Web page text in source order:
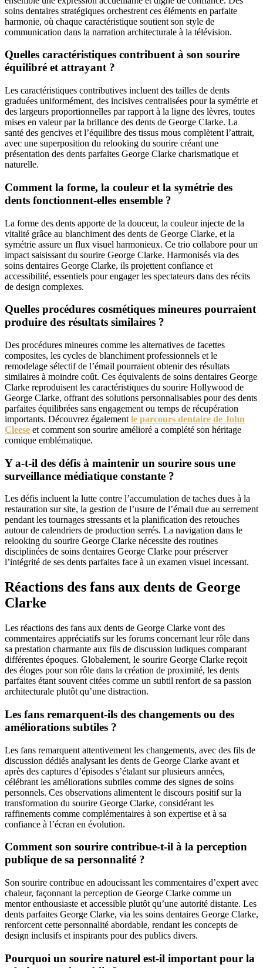
soins dentaires stratégiques orchestrent ces éléments en parfaite
harmonie, où chaque caractéristique soutient son style de
communication dans la narration architecturale à la télévision.
Quelles caractéristiques contribuent à son sourire
équilibré et attrayant ?
Les caractéristiques contributives incluent des tailles de dents
graduées uniformément, des incisives centralisées pour la symétrie et
des largeurs proportionnelles par rapport à la ligne des lèvres, toutes
mises en valeur par la brillance des dents de George Clarke. La
santé des gencives et l’équilibre des tissus mous complètent l’attrait,
avec une superposition du relooking du sourire créant une
présentation des dents parfaites George Clarke charismatique et
naturelle.
Comment la forme, la couleur et la symétrie des
dents fonctionnent-elles ensemble ?
La forme des dents apporte de la douceur, la couleur injecte de la
vitalité grâce au blanchiment des dents de George Clarke, et la
symétrie assure un flux visuel harmonieux. Ce trio collabore pour un
impact saisissant du sourire George Clarke. Harmonisés via des
soins dentaires George Clarke, ils projettent confiance et
accessibilité, essentiels pour engager les spectateurs dans des récits
de design complexes.
Quelles procédures cosmétiques mineures pourraient
produire des résultats similaires ?
Des procédures mineures comme les alternatives de facettes
composites, les cycles de blanchiment professionnels et le
remodelage sélectif de l’émail pourraient obtenir des résultats
similaires à moindre coût. Ces équivalents de soins dentaires George
Clarke reproduisent les caractéristiques du sourire Hollywood de
George Clarke, offrant des solutions personnalisables pour des dents
parfaites équilibrées sans engagement ou temps de récupération
importants. Découvrez également le parcours dentaire de John
Cleese et comment son sourire amélioré a complété son héritage
comique emblématique.
Y a-t-il des défis à maintenir un sourire sous une
surveillance médiatique constante ?
Les défis incluent la lutte contre l’accumulation de taches dues à la
restauration sur site, la gestion de l’usure de l’émail due au serrement
pendant les tournages stressants et la planification des retouches
autour de calendriers de production serrés. La navigation dans le
relooking du sourire George Clarke nécessite des routines
disciplinées de soins dentaires George Clarke pour préserver
l’intégrité de ses dents parfaites face à un examen visuel incessant.
Réactions des fans aux dents de George
Clarke
Les réactions des fans aux dents de George Clarke vont des
commentaires appréciatifs sur les forums concernant leur rôle dans
sa prestation charmante aux fils de discussion ludiques comparant
différentes époques. Globalement, le sourire George Clarke reçoit
des éloges pour son rôle dans la création de proximité, les dents
parfaites étant souvent citées comme un subtil renfort de sa passion
architecturale plutôt qu’une distraction.
Les fans remarquent-ils des changements ou des
améliorations subtiles ?
Les fans remarquent attentivement les changements, avec des fils de
discussion dédiés analysant les dents de George Clarke avant et
après des captures d’épisodes s’étalant sur plusieurs années,
célébrant les améliorations subtiles comme des signes de soins
personnels. Ces observations alimentent le discours positif sur la
transformation du sourire George Clarke, considérant les
raffinements comme complémentaires à son expertise et à sa
confiance à l’écran en évolution.
Comment son sourire contribue-t-il à la perception
publique de sa personnalité ?
Son sourire contribue en adoucissant les commentaires d’expert avec
chaleur, façonnant la perception de George Clarke comme un
mentor enthousiaste et accessible plutôt qu’une autorité distante. Les
dents parfaites George Clarke, via les soins dentaires George Clarke,
renforcent cette personnalité abordable, rendant les concepts de
design inclusifs et inspirants pour des publics divers.
Pourquoi un sourire naturel est-il important pour la